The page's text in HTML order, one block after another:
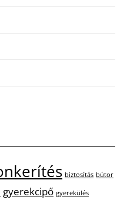
biztosítás bútor
gyerekcipő gyerekülés